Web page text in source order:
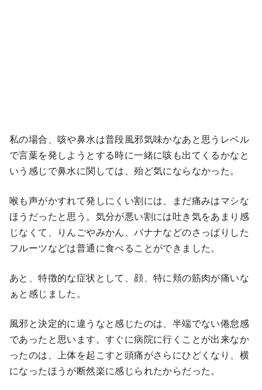
私の場合、咳や鼻水は普段風邪気味かなあと思うレベル
で言葉を発しようとする時に一緒に咳も出てくるかなと
いう感じで鼻水に関しては、殆ど気にならなかった。
喉も声がかすれて発しにくい割には、まだ痛みはマシな
ほうだったと思う。気分が悪い割には吐き気をあまり感
じなくて、りんごやみかん、バナナなどのさっぱりした
フルーツなどは普通に食べることができました。
あと、特徴的な症状として、顔、特に頬の筋肉が痛いな
ぁと感じました。
風邪と決定的に違うなと感じたのは、半端でない倦怠感
であったと思います。すぐに病院に行くことが出来なか
ったのは、上体を起こすと頭痛がさらにひどくなり、横
になったほうが断然楽に感じられたからだった。